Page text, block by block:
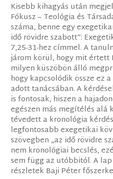
Kisebb kihagyás után
Fókusz – Teológia és
száma, benne egy
idő rövidre szabott”:
7,25-31-hez címmel. A
járom körül, hogy mit értett
milyen küszöbön álló
hogy kapcsolódik össze ez
adott tanácsában. A
is fontosak, hiszen a
egészen más megítélés alá
tévedett a kronológia
legfontosabb exegetikai
szövegben „az idő rövidre
nem kronológiai becslés,
sem függ az utóbbitól. A
részletek Baji Péter